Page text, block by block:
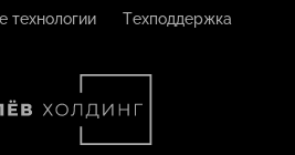
технологии
Техподдержка